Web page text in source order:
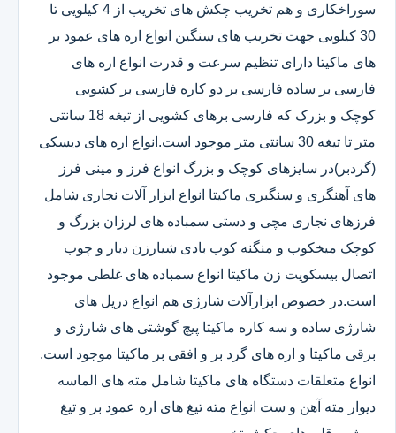
سوراخکاری و هم تخریب چکش های تخریب از 4 کیلویی تا
30 کیلویی جهت تخریب های سنگین انواع اره های عمود بر
های ماکیتا دارای تنظیم سرعت و قدرت انواع اره های
فارسی بر ساده فارسی بر دو کاره فارسی بر کشویی
کوچک و بزرک که فارسی برهای کشویی از تیغه 18 سانتی
متر تا تیغه 30 سانتی متر موجود است.انواع اره های دیسکی
(گردبر)در سایزهای کوچک و بزرگ انواع فرز و مینی فرز
های آهنگری و سنگبری ماکیتا انواع ابزار آلات نجاری شامل
فرزهای نجاری مچی و دستی سمباده های لرزان بزرگ و
کوچک میخکوب و منگنه کوب بادی شیارزن دیار و چوب
اتصال بیسکویت زن ماکیتا انواع سمباده های غلطی موجود
است.در خصوص ابزارآلات شارژی هم انواع دریل های
شارژی ساده و سه کاره ماکیتا پیچ گوشتی های شارژی و
برقی ماکیتا و اره های گرد بر و افقی بر ماکیتا موجود است.
انواع متعلقات دستگاه های ماکیتا شامل مته های الماسه
دیوار مته آهن و ست انواع مته تیغ های اره عمود بر و تیغ